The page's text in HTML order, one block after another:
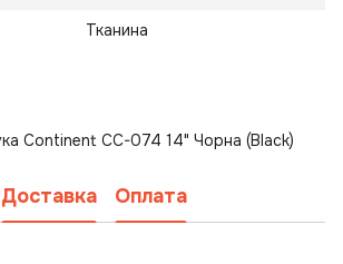
Тканина
Continent CC-074 14" Чорна (Black)
Доставка Оплата